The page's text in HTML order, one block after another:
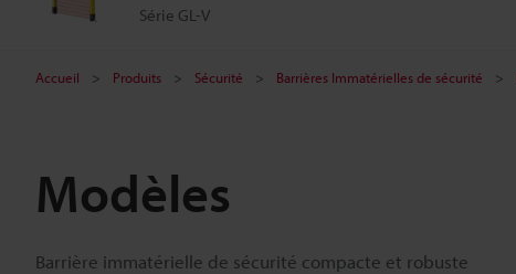
Série GL-V
Accueil Produits Sécurité Barrières Immatérielles de sécurité
Modèles
Barrière immatérielle de sécurité compacte et robuste